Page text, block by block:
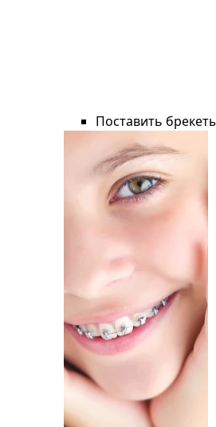
Поставить